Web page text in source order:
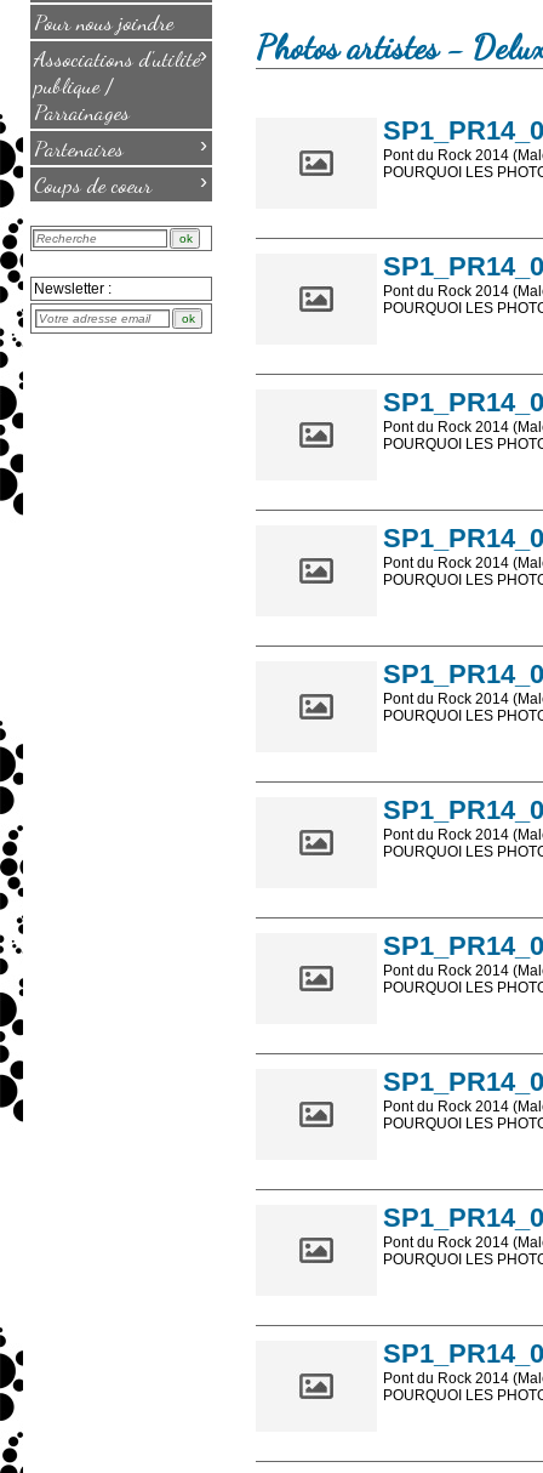
Pour nous joindre
Associations d'utilité
publique /
Parrainages
›
Partenaires ›
Coups de coeur ›
Newsletter :
Photos artistes -
Pont du Rock 2014
POURQUOI LES
Pont du Rock 2014
POURQUOI LES
Pont du Rock 2014
POURQUOI LES
Pont du Rock 2014
POURQUOI LES
Pont du Rock 2014
POURQUOI LES
Pont du Rock 2014
POURQUOI LES
Pont du Rock 2014
POURQUOI LES
Pont du Rock 2014
POURQUOI LES
Pont du Rock 2014
POURQUOI LES
Pont du Rock 2014
POURQUOI LES